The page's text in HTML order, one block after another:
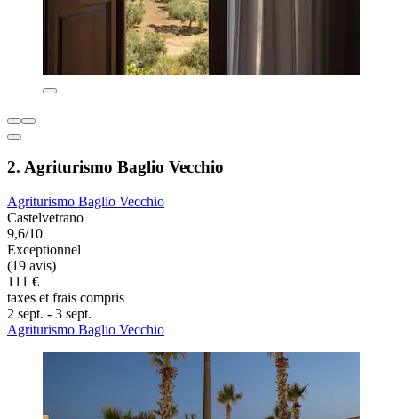
2. Agriturismo Baglio Vecchio
Agriturismo Baglio Vecchio
Castelvetrano
9,6/10
Exceptionnel
(19 avis)
111 €
taxes et frais compris
2 sept. - 3 sept.
Agriturismo Baglio Vecchio